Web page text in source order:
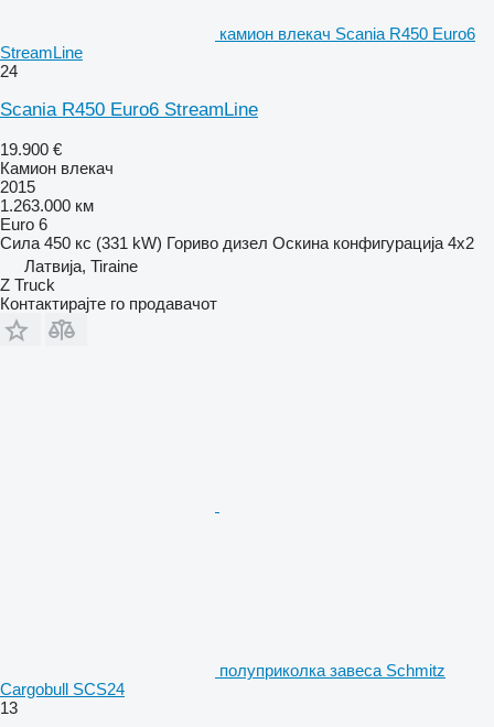
камион влекач Scania R450 Euro6
StreamLine
24
Scania R450 Euro6 StreamLine
19.900 €
Камион влекач
2015
1.263.000 км
Euro 6
Сила 450 кс (331 kW) Гориво дизел Оскина конфигурација 4x2
Латвија, Tiraine
Z Truck
Контактирајте го продавачот
полуприколка завеса Schmitz
Cargobull SCS24
13